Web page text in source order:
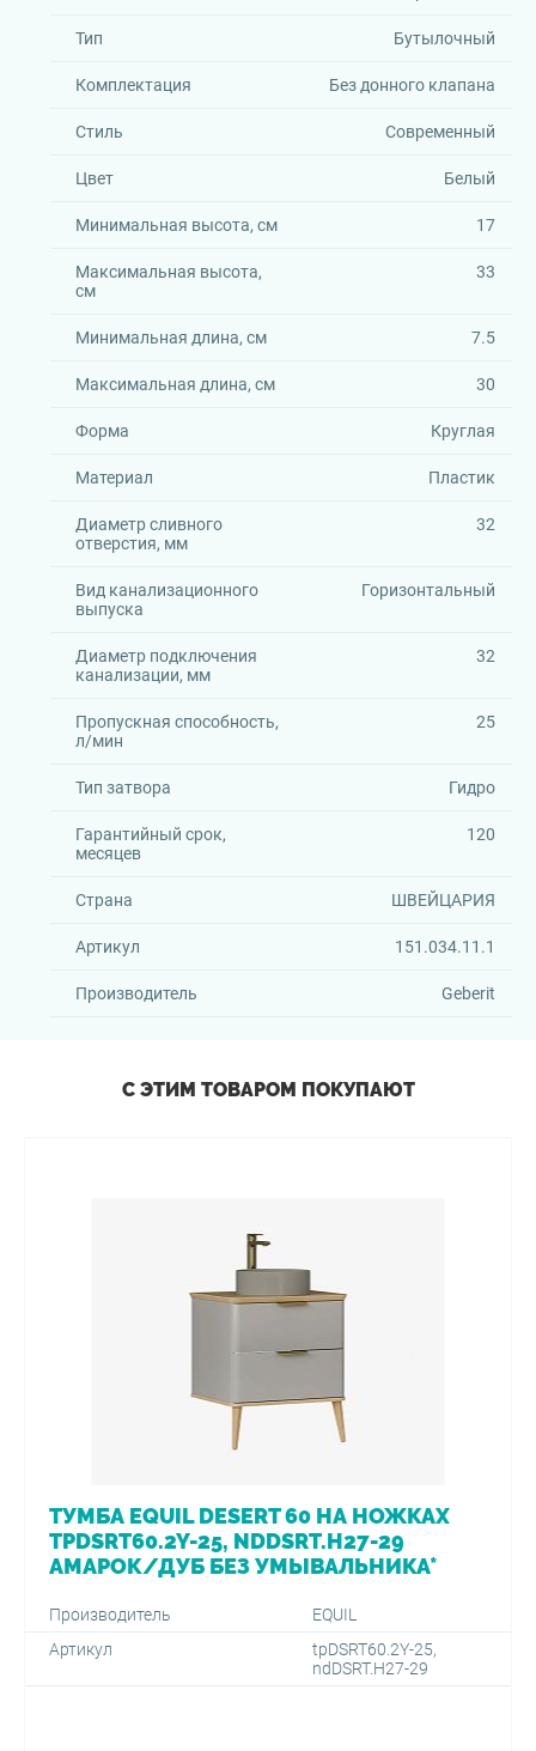
Тип Бутылочный
Комплектация Без донного клапана
Стиль Современный
Цвет Белый
Минимальная высота, см 17
Максимальная высота,
см
33
Минимальная длина, см 7.5
Максимальная длина, см 30
Форма Круглая
Материал Пластик
Диаметр сливного
отверстия, мм
32
Вид канализационного
выпуска
Горизонтальный
Диаметр подключения
канализации, мм
32
Пропускная способность,
л/мин
25
Тип затвора Гидро
Гарантийный срок,
месяцев
120
Страна ШВЕЙЦАРИЯ
Артикул 151.034.11.1
Производитель Geberit
С ЭТИМ ТОВАРОМ ПОКУПАЮТ
ТУМБА EQUIL DESERT 60 НА НОЖКАХ
TPDSRT60.2Y-25, NDDSRT.H27-29
АМАРОК/ДУБ БЕЗ УМЫВАЛЬНИКА*
Производитель
EQUIL
Артикул
tpDSRT60.2Y-25,
ndDSRT.H27-29